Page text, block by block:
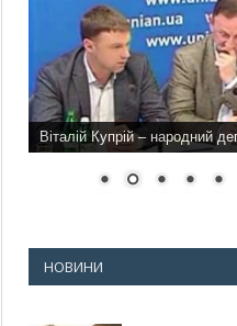
Віталій Купрій – народний
НОВИНИ